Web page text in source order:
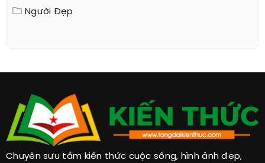
Người Đẹp
Chuyên sưu tầm kiến thức cuộc sống, hình ảnh đẹp,